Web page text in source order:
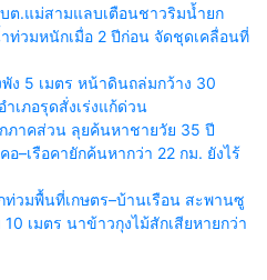
ต.แม่สามแลบเตือนชาวริมน้ำยก
ท่วมหนักเมื่อ 2 ปีก่อน จัดชุดเคลื่อนที่
ง 5 เมตร หน้าดินถล่มกว้าง 30
เภอรุดสั่งเร่งแก้ด่วน
ภาคส่วน ลุยค้นหาชายวัย 35 ปี
–เรือคายักค้นหากว่า 22 กม. ยังไร้
วมพื้นที่เกษตร–บ้านเรือน สะพานซู
เมตร นาข้าวกุงไม้สักเสียหายกว่า